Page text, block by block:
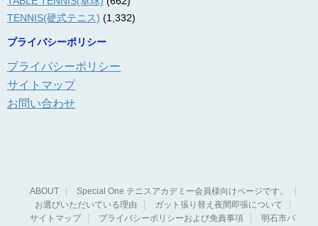
TENNIS(硬式テニス) (1,332)
プライバシーポリシー
プライバシーポリシー
サイトマップ
お問い合わせ
ABOUT
Special One テニスアカデミー会員様向けページです。
お選びいただいている理由
ガット張り替え夜間即張について
サイトマップ
プライバシーポリシーおよび免責事項 明石市バ